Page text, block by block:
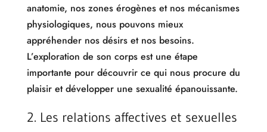
anatomie, nos zones érogènes et nos mécanismes
physiologiques, nous pouvons mieux
appréhender nos désirs et nos besoins.
L’exploration de son corps est une étape
importante pour découvrir ce qui nous procure du
plaisir et développer une sexualité épanouissante.
2. Les relations affectives et sexuelles